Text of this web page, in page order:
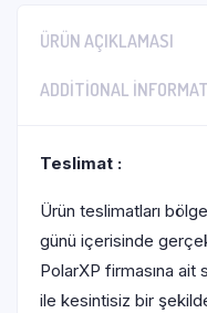
ÜRÜN AÇIKLAMASI
ADDITIONAL
Teslimat :
Ürün teslimatları
günü içerisinde
PolarXP firmasına ait
ile kesintisiz bir